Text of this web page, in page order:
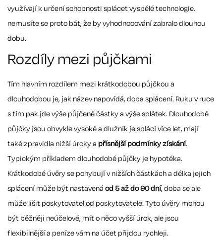
využívají k určení schopnosti splácet vyspělé technologie,
nemusíte se proto bát, že by vyhodnocování zabralo dlouhou
dobu.
Rozdíly mezi půjčkami
Tím hlavním rozdílem mezi krátkodobou půjčkou a
dlouhodobou je, jak název napovídá, doba splácení. Ruku v ruce
s tím pak jde výše půjčené částky a výše splátek. Dlouhodobé
půjčky jsou obvykle vysoké a dlužník je splácí více let, mají
také zpravidla nižší úroky a přísnější podmínky získání.
Typickým příkladem dlouhodobé půjčky je hypotéka.
Krátkodobé úvěry se pohybují v nižších částkách a délka jejich
splácení může být nastavenáod 5 až do 90 dní, doba se ale
může lišit poskytovatel od poskytovatele. Tyto úvěry mohou
být běžněji neúčelové, mít o něco vyšší úrok, ale jsou
flexibilnější a peníze vám na účet přijdou rychleji.